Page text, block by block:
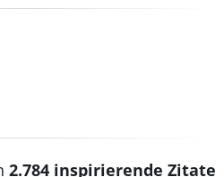
2.784 inspirierende Zitate